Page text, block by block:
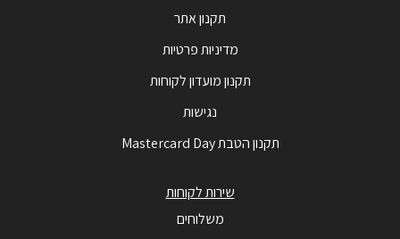
תקנון אתר
מדיניות פרטיות
תקנון מועדון לקוחות
נגישות
תקנון הטבת Mastercard Day
שירות לקוחות
משלוחים